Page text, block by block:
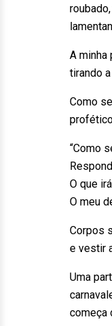
A minha
tirando
Como
“Como
O que
O meu
Corpos
e vestir
Uma
começa